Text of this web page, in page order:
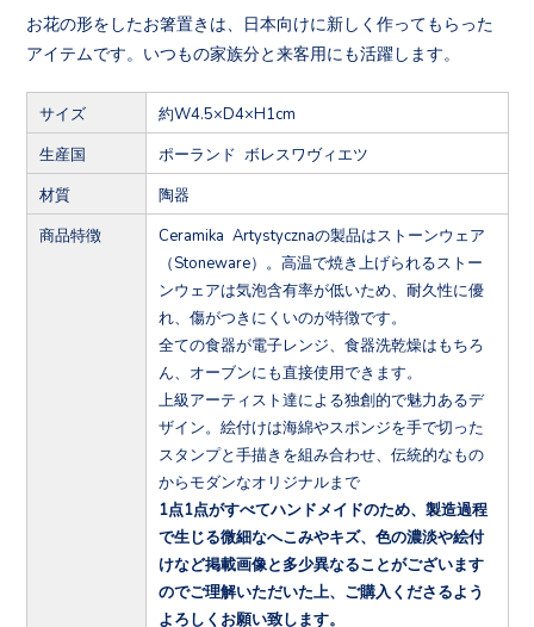
お花の形をしたお箸置きは、日本向けに新しく作ってもらった
アイテムです。いつもの家族分と来客用にも活躍します。
サイズ 約W4.5×D4×H1cm
生産国 ポーランド ボレスワヴィエツ
材質 陶器
商品特徴
Ceramika Artystycznaの製品はストーンウェア
（Stoneware）。高温で焼き上げられるストー
ンウェアは気泡含有率が低いため、耐久性に優
れ、傷がつきにくいのが特徴です。
全ての食器が電子レンジ、食器洗乾燥はもちろ
ん、オーブンにも直接使用できます。
上級アーティスト達による独創的で魅力あるデ
ザイン。絵付けは海綿やスポンジを手で切った
スタンプと手描きを組み合わせ、伝統的なもの
からモダンなオリジナルまで
1点1点がすべてハンドメイドのため、製造過程
で生じる微細なへこみやキズ、色の濃淡や絵付
けなど掲載画像と多少異なることがございます
のでご理解いただいた上、ご購入くださるよう
よろしくお願い致します。